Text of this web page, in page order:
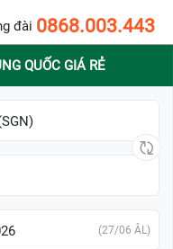
đài 0868.003.443
QUỐC GIÁ RẺ
(27/06 ÂL)